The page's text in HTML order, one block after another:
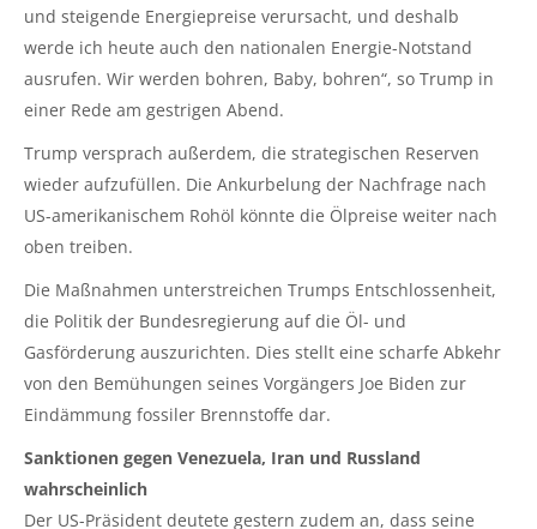
und steigende Energiepreise verursacht, und deshalb
werde ich heute auch den nationalen Energie-Notstand
ausrufen. Wir werden bohren, Baby, bohren“, so Trump in
einer Rede am gestrigen Abend.
Trump versprach außerdem, die strategischen Reserven
wieder aufzufüllen. Die Ankurbelung der Nachfrage nach
US-amerikanischem Rohöl könnte die Ölpreise weiter nach
oben treiben.
Die Maßnahmen unterstreichen Trumps Entschlossenheit,
die Politik der Bundesregierung auf die Öl- und
Gasförderung auszurichten. Dies stellt eine scharfe Abkehr
von den Bemühungen seines Vorgängers Joe Biden zur
Eindämmung fossiler Brennstoffe dar.
Sanktionen gegen Venezuela, Iran und Russland
wahrscheinlich
Der US-Präsident deutete gestern zudem an, dass seine